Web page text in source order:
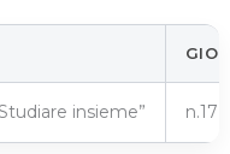
insieme” n.17